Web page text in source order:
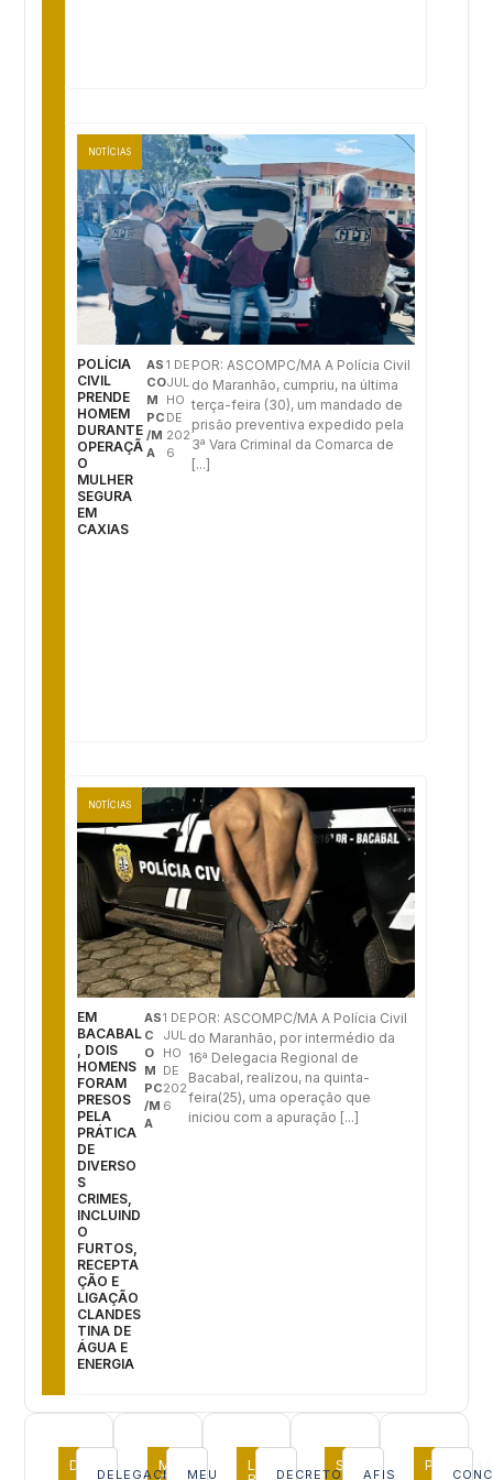
NOTÍCIAS
POLÍCIA
CIVIL
PRENDE
HOMEM
DURANTE
OPERAÇÃ
O
MULHER
SEGURA
EM
CAXIAS
AS
CO
M
PC
/M
A
1 DE
JUL
HO
DE
202
6
POR: ASCOMPC/MA A Polícia Civil
do Maranhão, cumpriu, na última
terça-feira (30), um mandado de
prisão preventiva expedido pela
3ª Vara Criminal da Comarca de
[...]
NOTÍCIAS
EM
BACABAL
, DOIS
HOMENS
FORAM
PRESOS
PELA
PRÁTICA
DE
DIVERSO
S
CRIMES,
INCLUIND
O
FURTOS,
RECEPTA
ÇÃO E
LIGAÇÃO
CLANDES
TINA DE
ÁGUA E
ENERGIA
AS
C
O
M
PC
/M
A
1 DE
JUL
HO
DE
202
6
POR: ASCOMPC/MA A Polícia Civil
do Maranhão, por intermédio da
16ª Delegacia Regional de
Bacabal, realizou, na quinta-
feira(25), uma operação que
iniciou com a apuração [...]
DELEGACIAS
DELEGACIA
MEU
MEU
LEGISLAÇÃO
DECRETOS
SISTEMAS
AFIS